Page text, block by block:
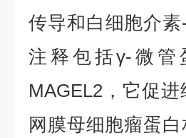
传导和白细胞介
注释包括γ-微
MAGEL2，它促
网膜母细胞瘤蛋